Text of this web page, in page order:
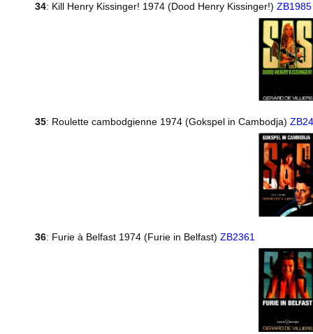
34: Kill Henry Kissinger! 1974 (Dood Henry Kissinger!) ZB1985
35: Roulette cambodgienne 1974 (Gokspel in Cambodja)
36: Furie à Belfast 1974 (Furie in Belfast) ZB2361